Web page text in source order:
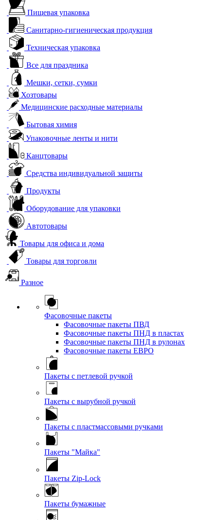
Пищевая упаковка
Санитарно-гигиеническая продукция
Техническая упаковка
Все для праздника
Мешки, сетки, сумки
Хозтовары
Медицинские расходные материалы
Бытовая химия
Упаковочные ленты и нити
Канцтовары
Средства индивидуальной защиты
Продукты
Оборудование для упаковки
Автотовары
Товары для офиса и дома
Товары для торговли
Разное
Фасовочные пакеты
Фасовочные пакеты ПВД
Фасовочные пакеты ПНД в пластах
Фасовочные пакеты ПНД в рулонах
Фасовочные пакеты ЕВРО
Пакеты с петлевой ручкой
Пакеты с вырубной ручкой
Пакеты с пластмассовыми ручками
Пакеты "Майка"
Пакеты Zip-Lock
Пакеты бумажные